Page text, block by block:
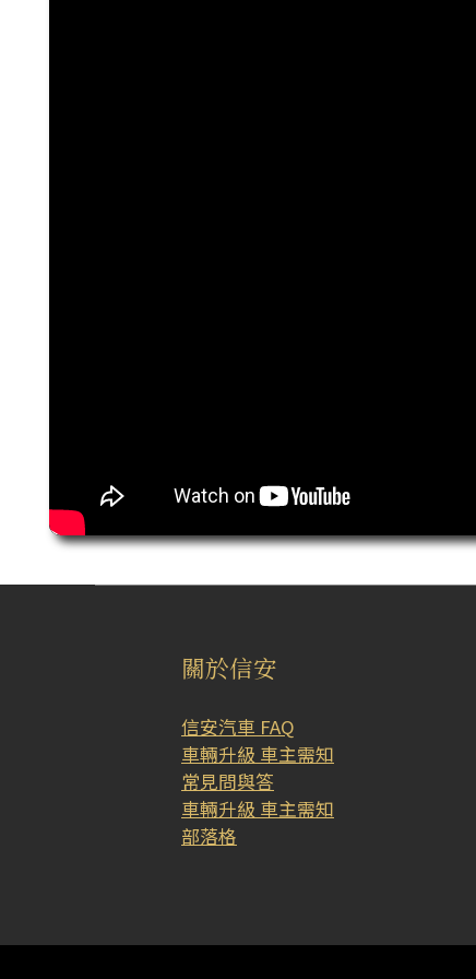
關於信安
信安汽車 FAQ
車輛升級 車主需知
常見問與答
車輛升級 車主需知
部落格